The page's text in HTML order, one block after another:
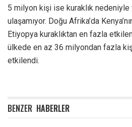
5 milyon kişi ise kuraklık
ulaşamıyor. Doğu Afrika’da
Etiyopya kuraklıktan en fazla
ülkede en az 36 milyondan fazla
etkilendi.
BENZER HABERLER